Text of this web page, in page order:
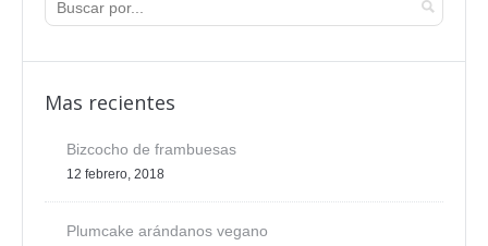
Mas recientes
Bizcocho de frambuesas
12 febrero, 2018
Plumcake arándanos vegano